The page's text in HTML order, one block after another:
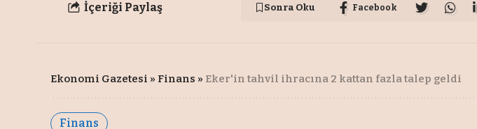
İçeriği Paylaş Sonra Oku Facebook
Ekonomi Gazetesi » Finans » Eker'in tahvil ihracına 2 kattan fazla talep geldi
Finans